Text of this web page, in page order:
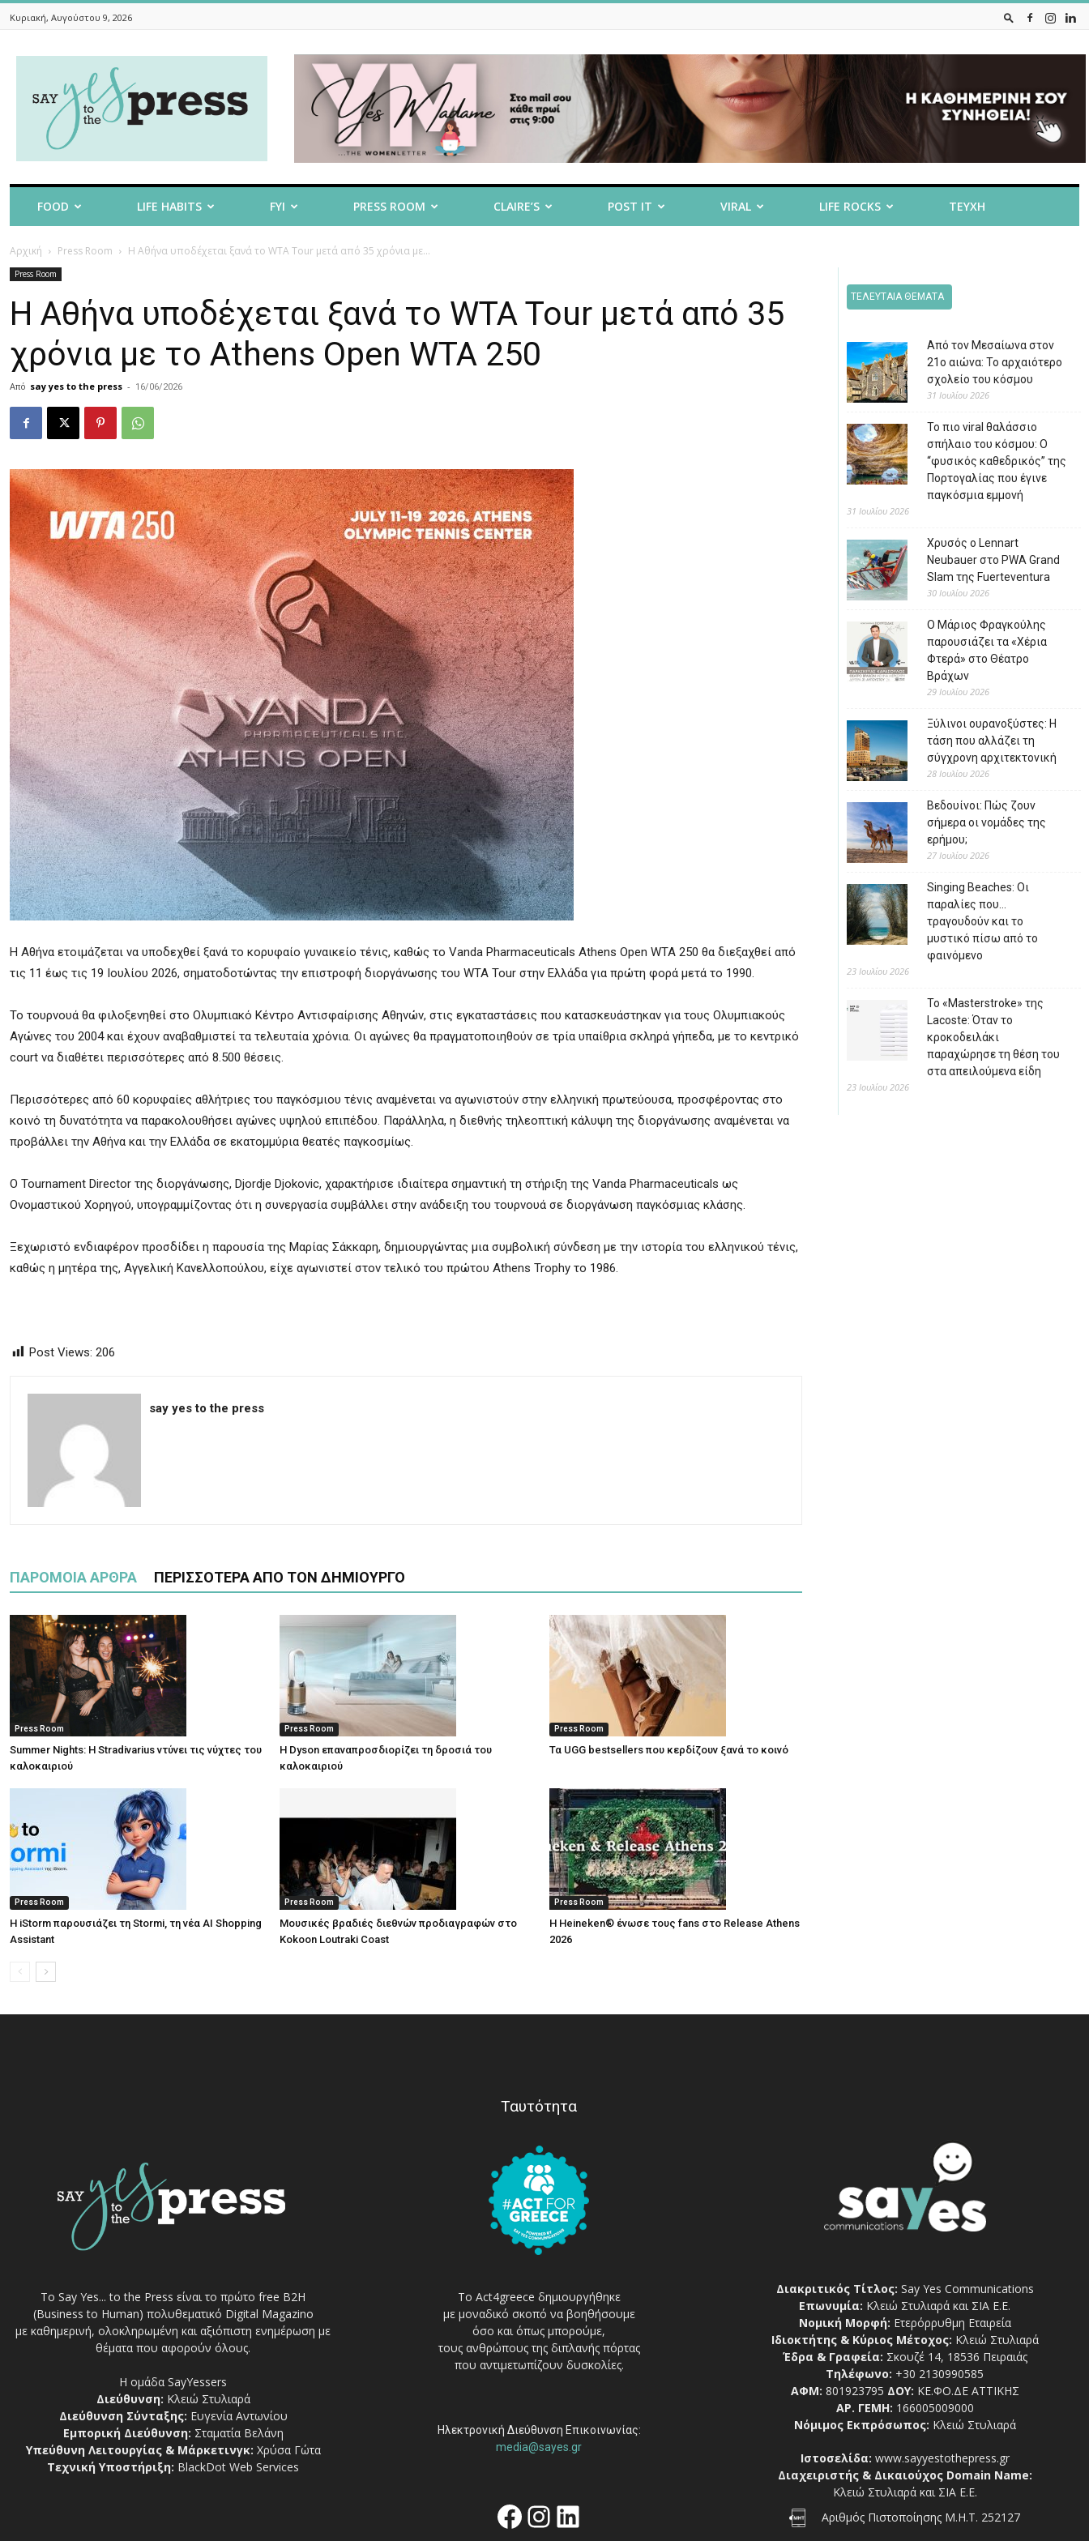
Κυριακή, Αυγούστου 9, 2026
To
The
FOOD LIFE HABITS FYI PRESS ROOM CLAIRE’S POST IT VIRAL LIFE ROCKS ΤΕΥΧΗ
Αρχική Press Room Η Αθήνα υποδέχεται ξανά το WTA Tour μετά από 35 χρόνια με...
Press Room
Η Αθήνα υποδέχεται ξανά το WTA Tour μετά από 35
χρόνια με το Athens Open WTA 250
Από say yes to the press - 16/06/2026
Η Αθήνα ετοιμάζεται να υποδεχθεί ξανά το κορυφαίο γυναικείο τένις, καθώς το Vanda Pharmaceuticals Athens Open WTA 250 θα διεξαχθεί από
τις 11 έως τις 19 Ιουλίου 2026, σηματοδοτώντας την επιστροφή διοργάνωσης του WTA Tour στην Ελλάδα για πρώτη φορά μετά το 1990.
Το τουρνουά θα φιλοξενηθεί στο Ολυμπιακό Κέντρο Αντισφαίρισης Αθηνών, στις εγκαταστάσεις που κατασκευάστηκαν για τους Ολυμπιακούς
Αγώνες του 2004 και έχουν αναβαθμιστεί τα τελευταία χρόνια. Οι αγώνες θα πραγματοποιηθούν σε τρία υπαίθρια σκληρά γήπεδα, με το κεντρικό
court να διαθέτει περισσότερες από 8.500 θέσεις.
Περισσότερες από 60 κορυφαίες αθλήτριες του παγκόσμιου τένις αναμένεται να αγωνιστούν στην ελληνική πρωτεύουσα, προσφέροντας στο
κοινό τη δυνατότητα να παρακολουθήσει αγώνες υψηλού επιπέδου. Παράλληλα, η διεθνής τηλεοπτική κάλυψη της διοργάνωσης αναμένεται να
προβάλλει την Αθήνα και την Ελλάδα σε εκατομμύρια θεατές παγκοσμίως.
Ο Tournament Director της διοργάνωσης, Djordje Djokovic, χαρακτήρισε ιδιαίτερα σημαντική τη στήριξη της Vanda Pharmaceuticals ως
Ονομαστικού Χορηγού, υπογραμμίζοντας ότι η συνεργασία συμβάλλει στην ανάδειξη του τουρνουά σε διοργάνωση παγκόσμιας κλάσης.
Ξεχωριστό ενδιαφέρον προσδίδει η παρουσία της Μαρίας Σάκκαρη, δημιουργώντας μια συμβολική σύνδεση με την ιστορία του ελληνικού τένις,
καθώς η μητέρα της, Αγγελική Κανελλοπούλου, είχε αγωνιστεί στον τελικό του πρώτου Athens Trophy το 1986.
Post Views: 206
say yes to the press
ΠΑΡΟΜΟΙΑ ΑΡΘΡΑ ΠΕΡΙΣΣΟΤΕΡΑ ΑΠΟ ΤΟΝ ΔΗΜΙΟΥΡΓΟ
Press Room
Summer Nights: Η Stradivarius ντύνει τις νύχτες του
καλοκαιριού
Press Room
Η Dyson επαναπροσδιορίζει τη δροσιά του
καλοκαιριού
Press Room
Τα UGG bestsellers που κερδίζουν ξανά το κοινό
Press Room
Η iStorm παρουσιάζει τη Stormi, τη νέα AI Shopping
Assistant
Press Room
Μουσικές βραδιές διεθνών προδιαγραφών στο
Kokoon Loutraki Coast
Press Room
Η Heineken® ένωσε τους fans στο Release Athens
2026
ΤΕΛΕΥΤΑΙΑ ΘΕΜΑΤΑ
Από τον Μεσαίωνα στον
21ο αιώνα: Το αρχαιότερο
σχολείο του κόσμου
31 Ιουλίου 2026
Το πιο viral θαλάσσιο
σπήλαιο του κόσμου: Ο
“φυσικός καθεδρικός” της
Πορτογαλίας που έγινε
παγκόσμια εμμονή
31 Ιουλίου 2026
Χρυσός ο Lennart
Neubauer στο PWA Grand
Slam της Fuerteventura
30 Ιουλίου 2026
Ο Μάριος Φραγκούλης
παρουσιάζει τα «Χέρια
Φτερά» στο Θέατρο
Βράχων
29 Ιουλίου 2026
Ξύλινοι ουρανοξύστες: Η
τάση που αλλάζει τη
σύγχρονη αρχιτεκτονική
28 Ιουλίου 2026
Βεδουίνοι: Πώς ζουν
σήμερα οι νομάδες της
ερήμου;
27 Ιουλίου 2026
Singing Beaches: Οι
παραλίες που…
τραγουδούν και το
μυστικό πίσω από το
φαινόμενο
23 Ιουλίου 2026
Το «Masterstroke» της
Lacoste: Όταν το
κροκοδειλάκι
παραχώρησε τη θέση του
στα απειλούμενα είδη
23 Ιουλίου 2026
Το Say Yes... to the Press είναι το πρώτο free Β2Η
(Business to Human) πολυθεματικό Digital Magazino
με καθημερινή, ολοκληρωμένη και αξιόπιστη ενημέρωση με
θέματα που αφορούν όλους.
Η ομάδα SayYessers
Διεύθυνση: Κλειώ Στυλιαρά
Διεύθυνση Σύνταξης: Ευγενία Αντωνίου
Εμπορική Διεύθυνση: Σταματία Βελάνη
Υπεύθυνη Λειτουργίας & Μάρκετινγκ: Χρύσα Γώτα
Τεχνική Υποστήριξη: BlackDot Web Services
Ταυτότητα
Το Act4greece δημιουργήθηκε
με μοναδικό σκοπό να βοηθήσουμε
όσο και όπως μπορούμε,
τους ανθρώπους της διπλανής πόρτας
που αντιμετωπίζουν δυσκολίες.
Ηλεκτρονική Διεύθυνση Επικοινωνίας:
media@sayes.gr
Facebook
Instagram
Linkedin
Διακριτικός Τίτλος: Say Yes Communications
Επωνυμία: Κλειώ Στυλιαρά και ΣΙΑ Ε.Ε.
Νομική Μορφή: Ετερόρρυθμη Εταιρεία
Ιδιοκτήτης & Κύριος Μέτοχος: Κλειώ Στυλιαρά
Έδρα & Γραφεία: Σκουζέ 14, 18536 Πειραιάς
Τηλέφωνο: +30 2130990585
ΑΦΜ: 801923795 ΔΟΥ: ΚΕ.ΦΟ.ΔΕ ΑΤΤΙΚΗΣ
ΑΡ. ΓΕΜΗ: 166005009000
Νόμιμος Εκπρόσωπος: Κλειώ Στυλιαρά
Ιστοσελίδα: www.sayyestothepress.gr
Διαχειριστής & Δικαιούχος Domain Name:
Κλειώ Στυλιαρά και ΣΙΑ Ε.Ε.
Αριθμός Πιστοποίησης Μ.Η.Τ. 252127